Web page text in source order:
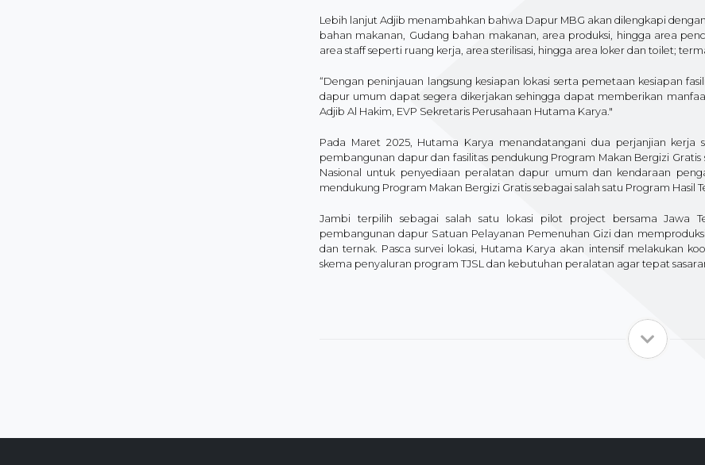
Lebih lanjut Adjib menambahkan bahwa Dapur MBG akan dilengkapi
bahan makanan, Gudang bahan makanan, area produksi, hingga area
area staff seperti ruang kerja, area sterilisasi, hingga area loker dan toilet;
“Dengan peninjauan langsung kesiapan lokasi serta pemetaan kesiapan
dapur umum dapat segera dikerjakan sehingga dapat memberikan
Adjib Al Hakim, EVP Sekretaris Perusahaan Hutama Karya."
Pada Maret 2025, Hutama Karya menandatangani dua perjanjian kerja
pembangunan dapur dan fasilitas pendukung Program Makan Bergizi
Nasional untuk penyediaan peralatan dapur umum dan kendaraan
mendukung Program Makan Bergizi Gratis sebagai salah satu Program Hasil
Jambi terpilih sebagai salah satu lokasi pilot project bersama Jawa
pembangunan dapur Satuan Pelayanan Pemenuhan Gizi dan
dan ternak. Pasca survei lokasi, Hutama Karya akan intensif melakukan
skema penyaluran program TJSL dan kebutuhan peralatan agar tepat